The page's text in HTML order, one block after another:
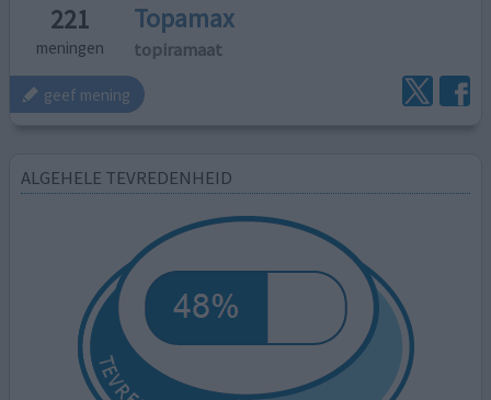
221
meningen
Topamax
topiramaat
geef mening
ALGEHELE TEVREDENHEID